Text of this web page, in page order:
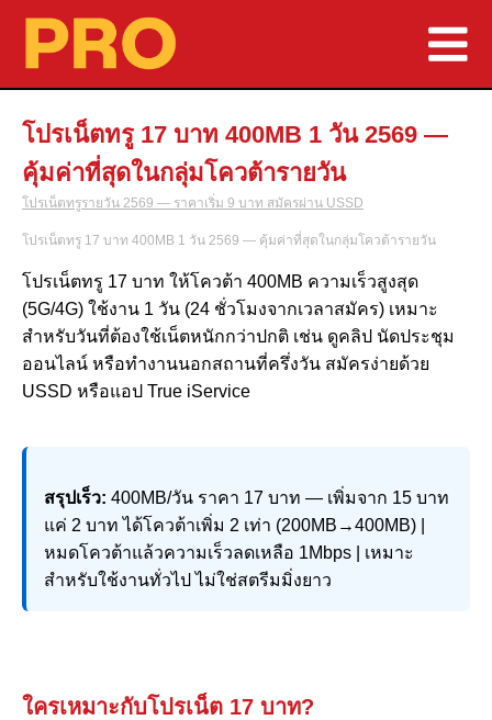
โปรเน็ตทรู 17 บาท 400MB 1 วัน 2569 —
คุ้มค่าที่สุดในกลุ่มโควต้ารายวัน
โปรเน็ตทรูรายวัน 2569 — ราคาเริ่ม 9 บาท สมัครผ่าน USSD
โปรเน็ตทรู 17 บาท 400MB 1 วัน 2569 — คุ้มค่าที่สุดในกลุ่มโควต้ารายวัน
โปรเน็ตทรู 17 บาท ให้โควต้า 400MB ความเร็วสูงสุด
(5G/4G) ใช้งาน 1 วัน (24 ชั่วโมงจากเวลาสมัคร) เหมาะ
สำหรับวันที่ต้องใช้เน็ตหนักกว่าปกติ เช่น ดูคลิป นัดประชุม
ออนไลน์ หรือทำงานนอกสถานที่ครึ่งวัน สมัครง่ายด้วย
USSD หรือแอป True iService
สรุปเร็ว: 400MB/วัน ราคา 17 บาท — เพิ่มจาก 15 บาท
แค่ 2 บาท ได้โควต้าเพิ่ม 2 เท่า (200MB→400MB) |
หมดโควต้าแล้วความเร็วลดเหลือ 1Mbps | เหมาะ
สำหรับใช้งานทั่วไป ไม่ใช่สตรีมมิ่งยาว
ใครเหมาะกับโปรเน็ต 17 บาท?